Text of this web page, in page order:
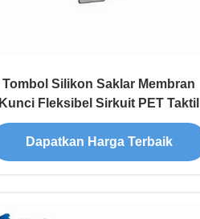
Tombol Silikon Saklar Membran
Kunci Fleksibel Sirkuit PET Taktil
Dapatkan Harga Terbaik